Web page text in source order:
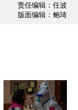
责任编辑：任波
版面编辑：鲍琦